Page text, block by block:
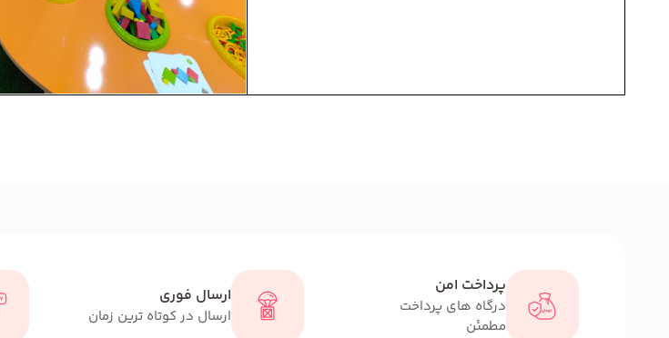
پرداخت امن
درگاه های پرداخت
مطمئن
ارسال فوری
ارسال در کوتاه ترین زمان